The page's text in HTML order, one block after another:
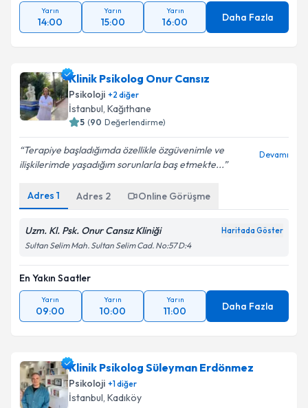
Yarın
14:00
Yarın
15:00
Yarın
16:00 Daha Fazla
Klinik Psikolog Onur Cansız
Psikoloji +2 diğer
İstanbul, Kağıthane
5 (90 Değerlendirme)
Terapiye başladığımda özellikle özgüvenimle ve
ilişkilerimde yaşadığım sorunlarla baş etmekte...
Devamı
Adres 1 Adres 2 Online Görüşme
Uzm. Kl. Psk. Onur Cansız Kliniği Haritada Göster
Sultan Selim Mah. Sultan Selim Cad. No:57 D:4
En Yakın Saatler
Yarın
09:00
Yarın
10:00
Yarın
11:00 Daha Fazla
Klinik Psikolog Süleyman Erdönmez
Psikoloji +1diğer
İstanbul, Kadıköy